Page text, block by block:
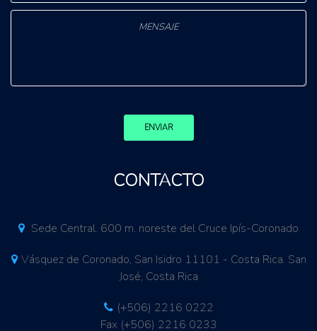
ENVIAR
CONTACTO
Sede Central. 600 m. noreste del Cruce Ipís-Coronado
Vásquez de Coronado, San Isidro 11101 - Costa Rica. San
José, Costa Rica
(+506) 2216 0222
Fax (+506) 2216 0233